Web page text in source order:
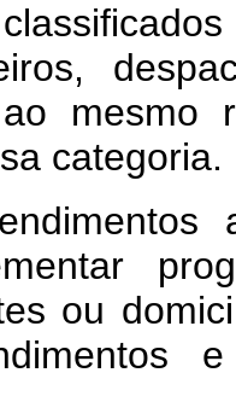
ao mesmo
categoria.
ou